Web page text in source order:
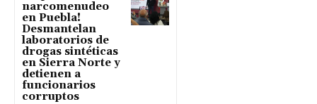
narcomenudeo
en Puebla!
Desmantelan
laboratorios de
drogas sintéticas
en Sierra Norte y
detienen a
funcionarios
corruptos